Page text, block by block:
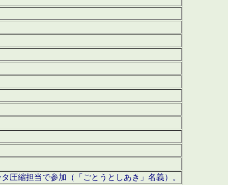
圧縮担当で参加（「ごとうとしあき」名義）。